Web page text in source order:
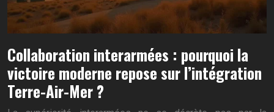
Collaboration interarmées : pourquoi la
victoire moderne repose sur l’intégration
Terre-Air-Mer ?